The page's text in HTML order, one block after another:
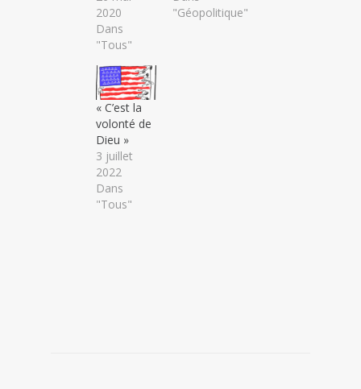
2020
Dans
"Tous"
"Géopolitique"
« C’est la
volonté de
Dieu »
3 juillet
2022
Dans
"Tous"